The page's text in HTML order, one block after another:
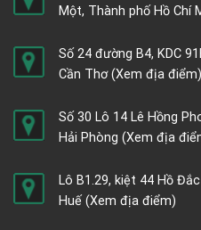
Một, Thành phố Hồ Chí
Số 24 đường B4, KDC
Cần Thơ(Xem địa điểm)
Số 30 Lô 14 Lê Hồng
Hải Phòng (Xem địa
Lô B1.29, kiệt 44 Hồ
Huế (Xem địa điểm)